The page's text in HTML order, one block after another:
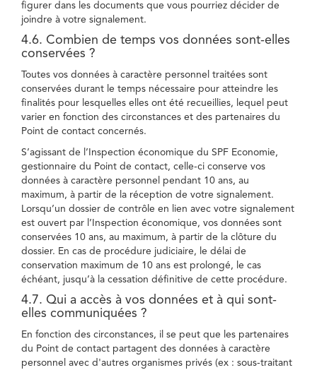
figurer dans les documents que vous pourriez décider de
joindre à votre signalement.
4.6. Combien de temps vos données sont-elles
conservées ?
Toutes vos données à caractère personnel traitées sont
conservées durant le temps nécessaire pour atteindre les
finalités pour lesquelles elles ont été recueillies, lequel peut
varier en fonction des circonstances et des partenaires du
Point de contact concernés.
S’agissant de l’Inspection économique du SPF Economie,
gestionnaire du Point de contact, celle-ci conserve vos
données à caractère personnel pendant 10 ans, au
maximum, à partir de la réception de votre signalement.
Lorsqu’un dossier de contrôle en lien avec votre signalement
est ouvert par l’Inspection économique, vos données sont
conservées 10 ans, au maximum, à partir de la clôture du
dossier. En cas de procédure judiciaire, le délai de
conservation maximum de 10 ans est prolongé, le cas
échéant, jusqu’à la cessation définitive de cette procédure.
4.7. Qui a accès à vos données et à qui sont-
elles communiquées ?
En fonction des circonstances, il se peut que les partenaires
du Point de contact partagent des données à caractère
personnel avec d'autres organismes privés (ex : sous-traitant